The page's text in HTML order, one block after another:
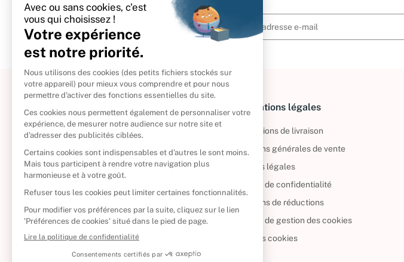
À propos
Politique de retour
Reprendre vos livres
Qui sommes-nous ?
CD d'occasion
DVD d'occasion
Livres d’occasion
Informations légales
Informations de livraison
Conditions générales de vente
Mentions légales
Politique de confidentialité
Conditions de réductions
Politique de gestion des cookies
Gérer vos cookies